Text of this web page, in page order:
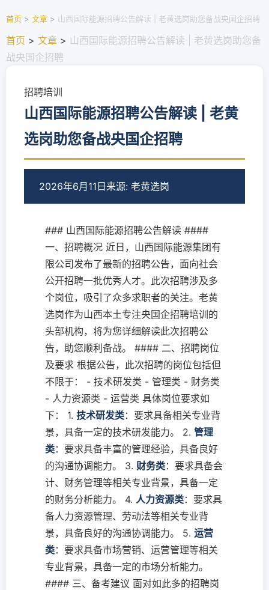
首页 > 文章 > 山西国际能源招聘公告解读 | 老黄选岗助您备战央国企招聘
首页 > 文章 > 山西国际能源招聘公告解读 | 老黄选岗助您备
战央国企招聘
招聘培训
山西国际能源招聘公告解读 | 老黄
选岗助您备战央国企招聘
2026年6月11日 来源: 老黄选岗
### 山西国际能源招聘公告解读 ####
一、招聘概况 近日，山西国际能源集团有
限公司发布了最新的招聘公告，面向社会
公开招聘一批优秀人才。此次招聘涉及多
个岗位，吸引了众多求职者的关注。老黄
选岗作为山西本土专注央国企招聘培训的
头部机构，将为您详细解读此次招聘公
告，助您顺利备战。 #### 二、招聘岗位
及要求 根据公告，此次招聘的岗位包括但
不限于： - 技术研发类 - 管理类 - 财务类
- 人力资源类 - 运营类 具体岗位要求如
下： 1. 技术研发类：要求具备相关专业背
景，具备一定的技术研发能力。 2. 管理
类：要求具备丰富的管理经验，具备良好
的沟通协调能力。 3. 财务类：要求具备会
计、财务管理等相关专业背景，具备一定
的财务分析能力。 4. 人力资源类：要求具
备人力资源管理、劳动法等相关专业背
景，具备良好的沟通协调能力。 5. 运营
类：要求具备市场营销、运营管理等相关
专业背景，具备一定的市场分析能力。
#### 三、备考建议 面对如此多的招聘岗